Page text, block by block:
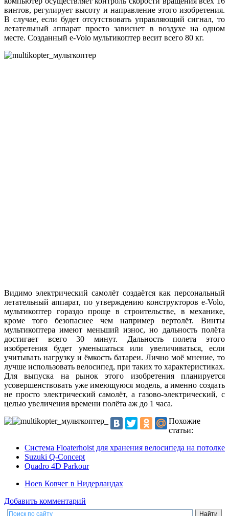
винтов, регулирует высоту и направление этого изобретения.
В случае, если будет отсутствовать управляющий сигнал, то
летательный аппарат просто зависнет в воздухе на одном
месте. Созданный е-Volo мультикоптер весит всего 80 кг.
Видимо электрический самолёт создаётся как персональный
летательный аппарат, по утверждению конструкторов е-Volo,
мультикоптер гораздо проще в строительстве, в механике,
кроме того безопаснее чем например вертолёт. Винты
мультикоптера имеют меньший износ, но дальность полёта
достигает всего 30 минут. Дальность полета этого
изобретения будет уменьшаться или увеличиваться, если
учитывать нагрузку и ёмкость батареи. Лично моё мнение, то
лучше использовать велосипед, при таких то характеристиках.
Для выпуска на рынок этого изобретения планируется
усовершенствовать уже имеющуюся модель, а именно создать
не просто электрический самолёт, а газово-электрический, с
целью увеличения времени полёта аж до 1 часа.
Похожие
статьи:
Система Floaterhoist для хранения велосипеда на потолке
Suzuki Q-Concept
Quadro 4D Parkour
Ноев Ковчег в Нидерландах
Добавить комментарий